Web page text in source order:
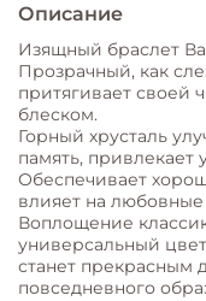
Описание
Изящный браслет
Прозрачный, как
притягивает своей
блеском.
Горный хрусталь
память, привлекает
Обеспечивает
влияет на
Воплощение
универсальный
станет прекрасным
повседневного